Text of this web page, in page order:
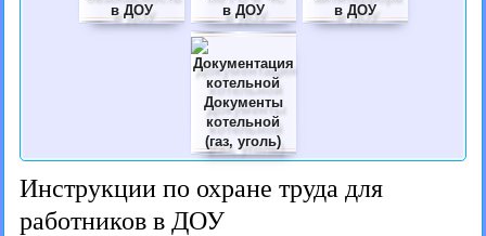
в ДОУ
в ДОУ
в ДОУ
Документы
котельной
(газ, уголь)
Инструкции по охране труда для
работников в ДОУ